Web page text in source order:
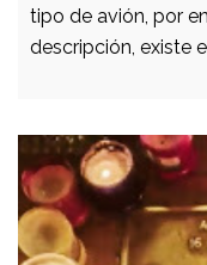
tipo de avión, por
descripción, existe